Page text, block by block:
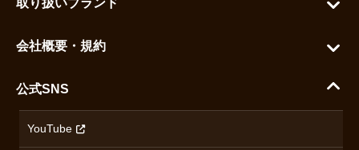
ご利用ガイド
配送・送料について
ハラダの保証とアフターサービス
セイコー
カシオ
会社概要・規約
沿革
公式SNS
YouTube